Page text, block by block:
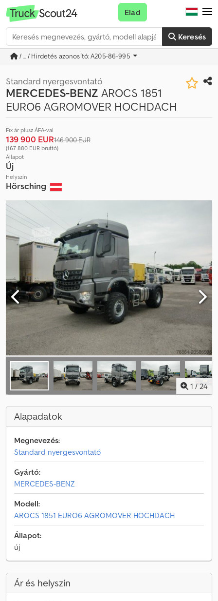
Keresés
Elad
/ ... / Hirdetés azonosító: A205-86-995
Standard nyergesvontató
MERCEDES-BENZ AROCS 1851
EURO6 AGROMOVER HOCHDACH
Fix ár plusz ÁFA-val
139 900 EUR146 900 EUR
(167 880 EUR bruttó)
Állapot
Új
Helyszín
Hörsching
1 / 24
Alapadatok
Megnevezés:
Standard nyergesvontató
Gyártó:
MERCEDES-BENZ
Modell:
AROCS 1851 EURO6 AGROMOVER HOCHDACH
Állapot:
új
Ár és helyszín